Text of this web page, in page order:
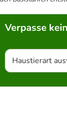
Verpasse
Haustierart